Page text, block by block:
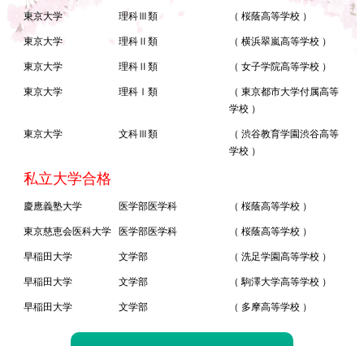
東京大学 理科Ⅲ類 （ 桜蔭高等学校 ）
東京大学 理科Ⅱ類 （ 横浜翠嵐高等学校 ）
東京大学 理科Ⅱ類 （ 女子学院高等学校 ）
東京大学 理科Ⅰ類
（ 東京都市大学付属高等
学校 ）
東京大学 文科Ⅲ類
（ 渋谷教育学園渋谷高等
学校 ）
私立大学合格
慶應義塾大学 医学部医学科 （ 桜蔭高等学校 ）
東京慈恵会医科大学 医学部医学科 （ 桜蔭高等学校 ）
早稲田大学 文学部 （ 洗足学園高等学校 ）
早稲田大学 文学部 （ 駒澤大学高等学校 ）
早稲田大学 文学部 （ 多摩高等学校 ）